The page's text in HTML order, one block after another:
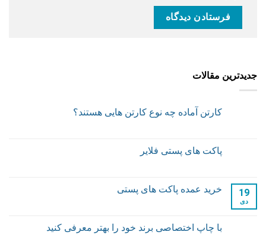
جدیدترین مقالات
کارتن آماده چه نوع کارتن هایی هستند؟
پاکت های پستی فلایر
19
دی
خرید عمده پاکت های پستی
با چاپ اختصاصی برند خود را بهتر معرفی کنید